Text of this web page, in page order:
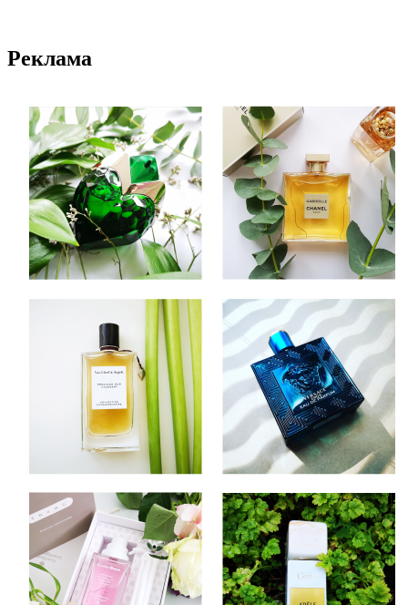
Реклама